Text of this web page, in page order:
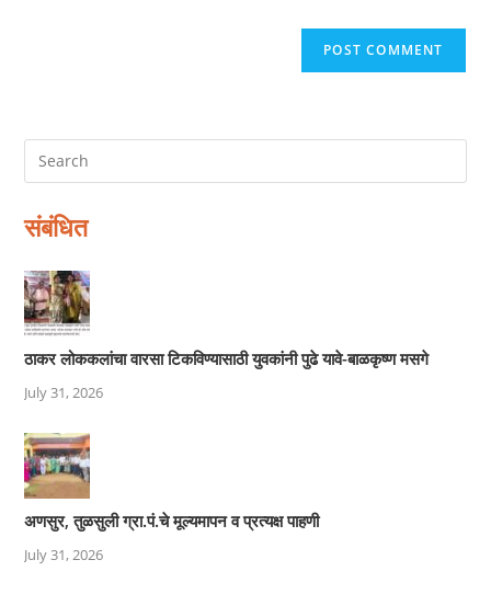
संबंधित
ठाकर लोककलांचा वारसा टिकविण्यासाठी युवकांनी पुढे यावे-बाळकृष्ण मसगे
July 31, 2026
अणसुर, तुळसुली ग्रा.पं.चे मूल्यमापन व प्रत्यक्ष पाहणी
July 31, 2026